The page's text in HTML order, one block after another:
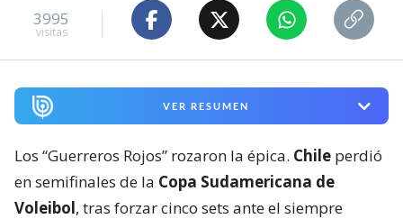
3995
visitas
VER RESUMEN
Los “Guerreros Rojos” rozaron la épica. Chile perdió
en semifinales de la Copa Sudamericana de
Voleibol, tras forzar cinco sets ante el siempre